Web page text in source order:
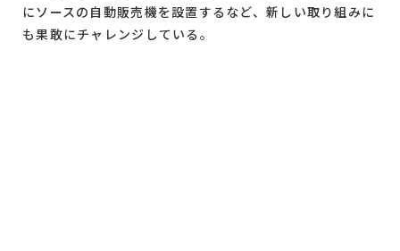
にソースの自動販売機を設置するなど、新しい取り組みに
も果敢にチャレンジしている。